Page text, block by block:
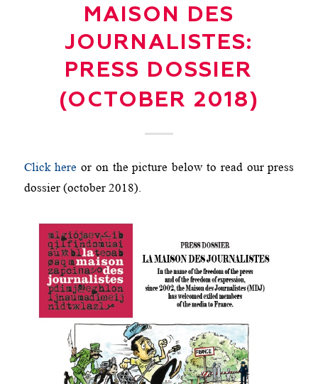
MAISON DES
JOURNALISTES:
PRESS DOSSIER
(OCTOBER 2018)
Click here or on the picture below to read our press
dossier (october 2018).